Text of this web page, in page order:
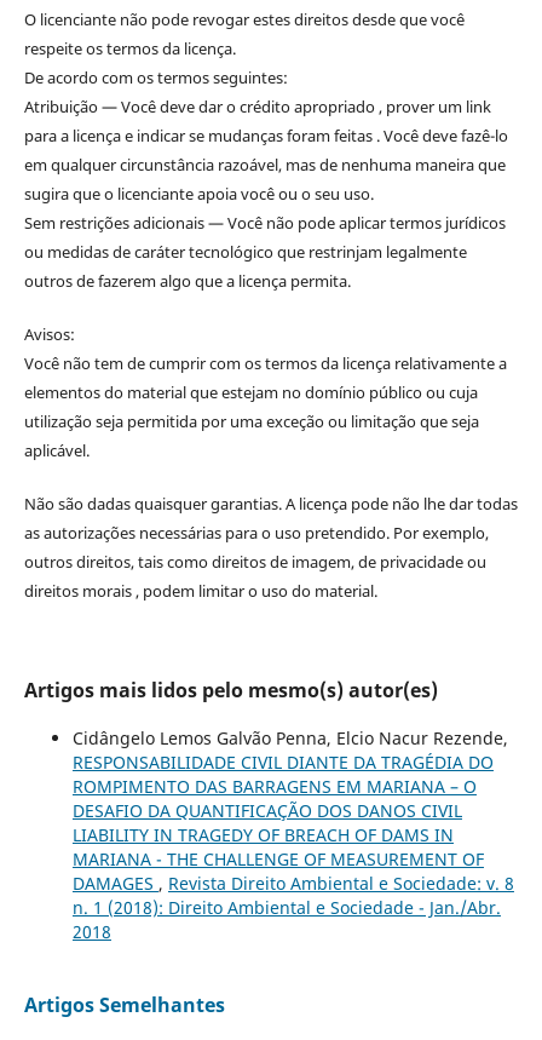
O licenciante não pode revogar estes direitos desde que você
respeite os termos da licença.
De acordo com os termos seguintes:
Atribuição — Você deve dar o crédito apropriado , prover um link
para a licença e indicar se mudanças foram feitas . Você deve fazê-lo
em qualquer circunstância razoável, mas de nenhuma maneira que
sugira que o licenciante apoia você ou o seu uso.
Sem restrições adicionais — Você não pode aplicar termos jurídicos
ou medidas de caráter tecnológico que restrinjam legalmente
outros de fazerem algo que a licença permita.
Avisos:
Você não tem de cumprir com os termos da licença relativamente a
elementos do material que estejam no domínio público ou cuja
utilização seja permitida por uma exceção ou limitação que seja
aplicável.
Não são dadas quaisquer garantias. A licença pode não lhe dar todas
as autorizações necessárias para o uso pretendido. Por exemplo,
outros direitos, tais como direitos de imagem, de privacidade ou
direitos morais , podem limitar o uso do material.
Artigos mais lidos pelo mesmo(s) autor(es)
Cidângelo Lemos Galvão Penna, Elcio Nacur Rezende,
RESPONSABILIDADE CIVIL DIANTE DA TRAGÉDIA DO
ROMPIMENTO DAS BARRAGENS EM MARIANA – O
DESAFIO DA QUANTIFICAÇÃO DOS DANOS CIVIL
LIABILITY IN TRAGEDY OF BREACH OF DAMS IN
MARIANA - THE CHALLENGE OF MEASUREMENT OF
DAMAGES , Revista Direito Ambiental e Sociedade: v. 8
n. 1 (2018): Direito Ambiental e Sociedade - Jan./Abr.
2018
Artigos Semelhantes